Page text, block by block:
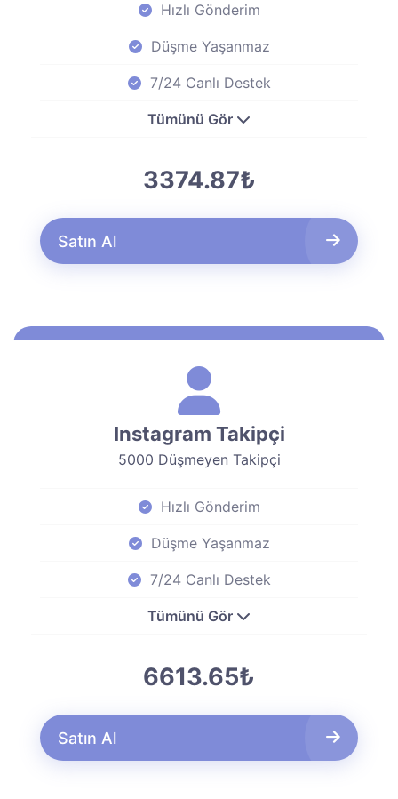
Hızlı Gönderim
Düşme Yaşanmaz
7/24 Canlı Destek
Tümünü Gör
3374.87₺
Satın Al
Instagram Takipçi
5000 Düşmeyen Takipçi
Hızlı Gönderim
Düşme Yaşanmaz
7/24 Canlı Destek
Tümünü Gör
6613.65₺
Satın Al